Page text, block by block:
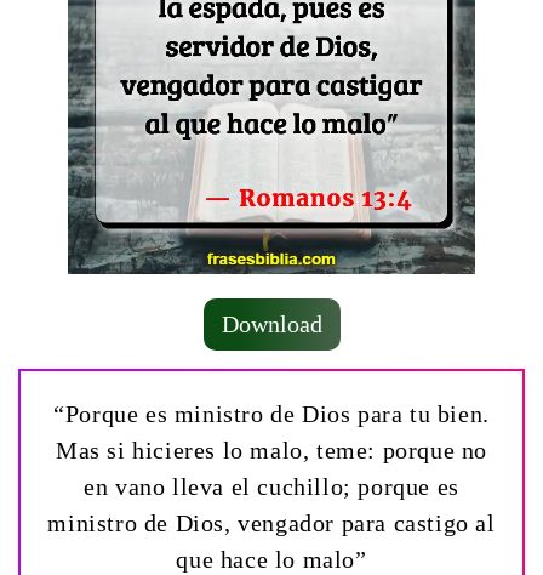
Download
“Porque es ministro de Dios para tu bien.
Mas si hicieres lo malo, teme: porque no
en vano lleva el cuchillo; porque es
ministro de Dios, vengador para castigo al
que hace lo malo”